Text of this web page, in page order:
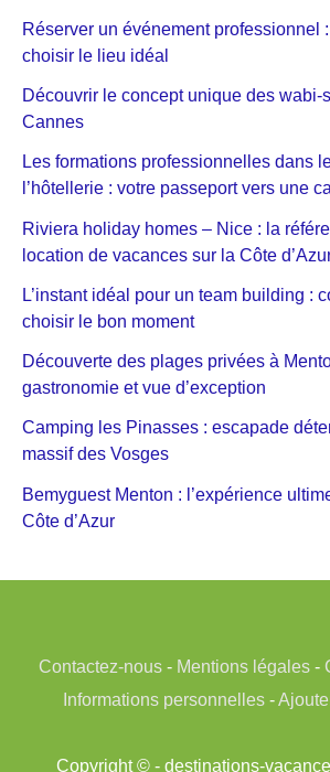
Réserver un événement professionnel
choisir le lieu idéal
Découvrir le concept unique des wabi-
Cannes
Les formations professionnelles dans
l’hôtellerie : votre passeport vers une
Riviera holiday homes – Nice : la
location de vacances sur la Côte
L’instant idéal pour un team building :
choisir le bon moment
Découverte des plages privées à
gastronomie et vue d’exception
Camping les Pinasses : escapade
massif des Vosges
Bemyguest Menton : l’expérience
Côte d’Azur
Contactez-nous- Mentions légales-
Informations personnelles -
Copyright © - destinations-